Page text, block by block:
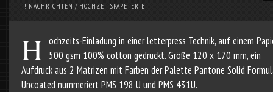
! NACHRICHTEN / HOCHZEITSPAPETERIE
H ochzeits-Einladung in einer letterpress Technik, auf einem
500 gsm 100% cotton gedruckt. Größe 120 x 170 mm, ein
Aufdruck aus 2 Matrizen mit Farben der Palette Pantone Solid
Uncoated nummeriert PMS 198 U und PMS 431U.